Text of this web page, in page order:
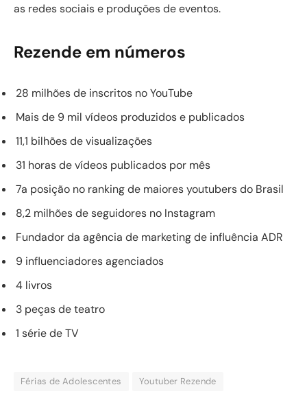
as redes sociais e produções de eventos.
Rezende em números
28 milhões de inscritos no YouTube
Mais de 9 mil vídeos produzidos e publicados
11,1 bilhões de visualizações
31 horas de vídeos publicados por mês
7a posição no ranking de maiores youtubers do Brasil
8,2 milhões de seguidores no Instagram
Fundador da agência de marketing de influência ADR
9 influenciadores agenciados
4 livros
3 peças de teatro
1 série de TV
Férias de Adolescentes Youtuber Rezende